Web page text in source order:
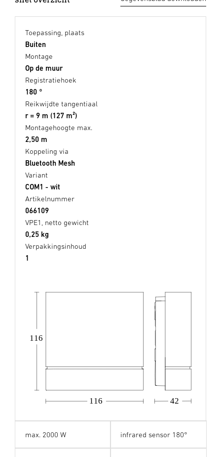
Toepassing, plaats
Buiten
Montage
Op de muur
Registratiehoek
180 °
Reikwijdte tangentiaal
r = 9 m (127 m²)
Montagehoogte max.
2,50 m
Koppeling via
Bluetooth Mesh
Variant
COM1 - wit
Artikelnummer
066109
VPE1, netto gewicht
0,25 kg
Verpakkingsinhoud
1
116 42
116
max. 2000 W infrared sensor 180°